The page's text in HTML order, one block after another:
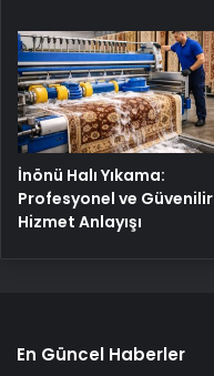
İnönü Halı Yıkama:
Profesyonel ve Güvenilir
Hizmet Anlayışı
En Güncel Haberler